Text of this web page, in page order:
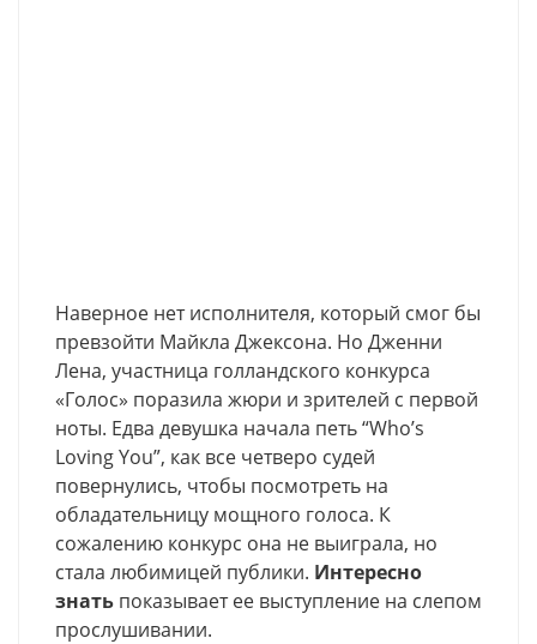
Наверное нет исполнителя, который смог бы
превзойти Майкла Джексона. Но Дженни
Лена, участница голландского конкурса
«Голос» поразила жюри и зрителей с первой
ноты. Едва девушка начала петь “Who’s
Loving You”, как все четверо судей
повернулись, чтобы посмотреть на
обладательницу мощного голоса. К
сожалению конкурс она не выиграла, но
стала любимицей публики. Интересно
знать показывает ее выступление на слепом
прослушивании.